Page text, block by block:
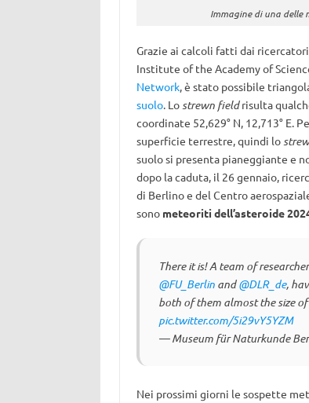
Immagine di una delle
Grazie ai calcoli fatti dai
Institute of the Academy of
Network, è stato possibile
suolo. Lostrewn fieldrisulta
coordinate 52,629° N, 12,713° E.
superficie terrestre, quindi lo
suolo si presenta pianeggiante e
dopo la caduta, il 26 gennaio,
di Berlino e del Centro
sono meteoriti dell’asteroide
There it is! A team of
@FU_Berlinand@DLR_de,
both of them almost the size
pic.twitter.com/5i29vY5YZM
— Museum für Naturkunde
Nei prossimi giorni le sospette